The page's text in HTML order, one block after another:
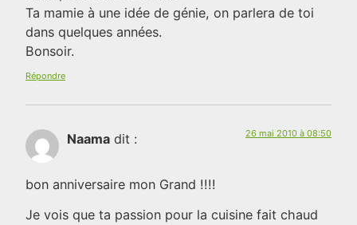
Ta mamie à une idée de génie, on parlera de toi
dans quelques années.
Bonsoir.
Répondre
Naama dit : 26 mai 2010 à 08:50
bon anniversaire mon Grand !!!!
Je vois que ta passion pour la cuisine fait chaud